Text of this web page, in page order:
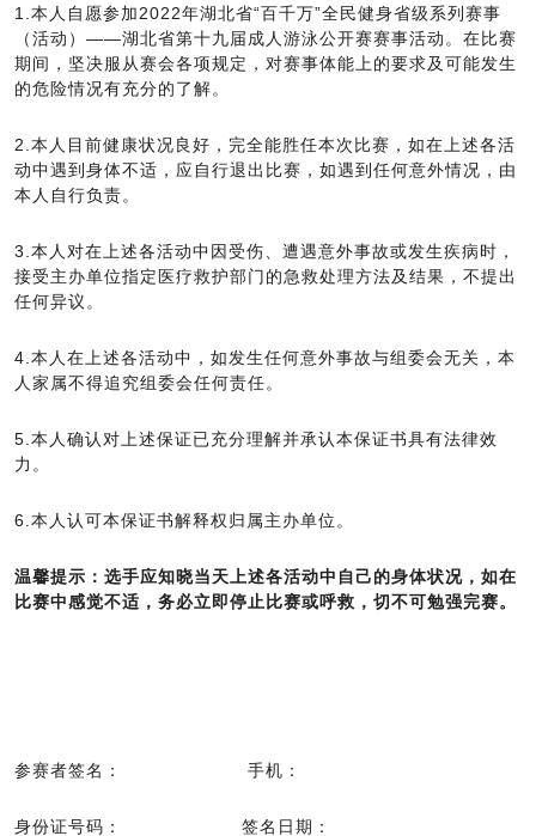
1.本人自愿参加2022年湖北省“百千万”全民健身省级系列赛事
（活动）——湖北省第十九届成人游泳公开赛赛事活动。在比赛
期间，坚决服从赛会各项规定，对赛事体能上的要求及可能发生
的危险情况有充分的了解。
2.本人目前健康状况良好，完全能胜任本次比赛，如在上述各活
动中遇到身体不适，应自行退出比赛，如遇到任何意外情况，由
本人自行负责。
3.本人对在上述各活动中因受伤、遭遇意外事故或发生疾病时，
接受主办单位指定医疗救护部门的急救处理方法及结果，不提出
任何异议。
4.本人在上述各活动中，如发生任何意外事故与组委会无关，本
人家属不得追究组委会任何责任。
5.本人确认对上述保证已充分理解并承认本保证书具有法律效
力。
6.本人认可本保证书解释权归属主办单位。
温馨提示：选手应知晓当天上述各活动中自己的身体状况，如在
比赛中感觉不适，务必立即停止比赛或呼救，切不可勉强完赛。
参赛者签名： 手机：
身份证号码： 签名日期：